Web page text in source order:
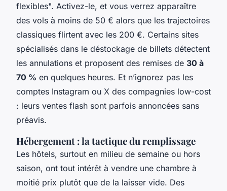
flexibles". Activez-le, et vous verrez apparaître
des vols à moins de 50 € alors que les trajectoires
classiques flirtent avec les 200 €. Certains sites
spécialisés dans le déstockage de billets détectent
les annulations et proposent des remises de 30 à
70 % en quelques heures. Et n’ignorez pas les
comptes Instagram ou X des compagnies low-cost
: leurs ventes flash sont parfois annoncées sans
préavis.
Hébergement : la tactique du remplissage
Les hôtels, surtout en milieu de semaine ou hors
saison, ont tout intérêt à vendre une chambre à
moitié prix plutôt que de la laisser vide. Des